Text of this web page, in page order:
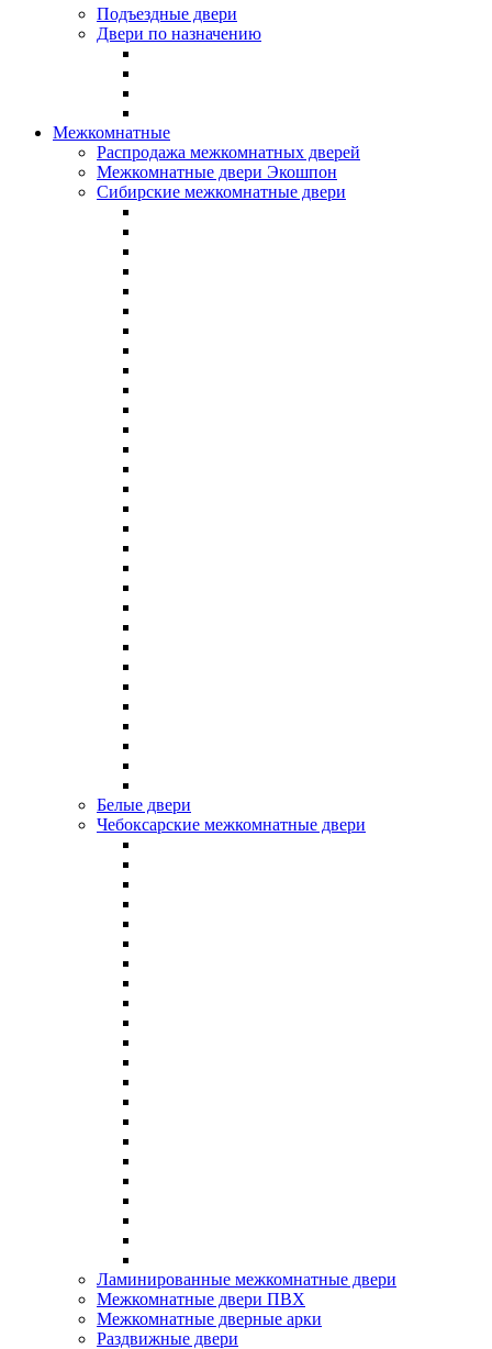
Подъездные двери
Двери по назначению
Межкомнатные
Распродажа межкомнатных дверей
Межкомнатные двери Экошпон
Сибирские межкомнатные двери
Белые двери
Чебоксарские межкомнатные двери
Ламинированные межкомнатные двери
Межкомнатные двери ПВХ
Межкомнатные дверные арки
Раздвижные двери